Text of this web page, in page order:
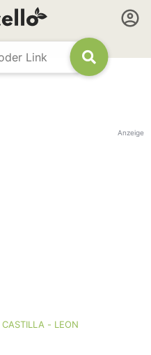
Anzeige
CASTILLA - LEON